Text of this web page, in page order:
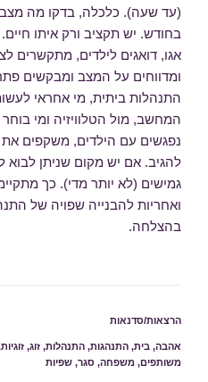
(עד שעה). כלכלה, בדקו מה מצב
בחודש. יש תקציב ורק איתו
אגו, דואגים לילדים, מתקשרים
ומדווחים על המצב ומבקשים
התנהלות ביתית, מי אחראי
המחשב, מול הטלוויזיה ומי
נפגשים עם הילדים, משקפים
להגיב. אם יש מקום שניתן
גמישים (לא יותר מדי). כך
ואחריות להבנייה שפויה של
בהצלחה.
קטגוריות
הרצאות/סדנאות
תגיות
אהבה, בית, התנהגות, התנהלות, זוג, זוגיות
משותפים, משפחה, סגר, שפיות